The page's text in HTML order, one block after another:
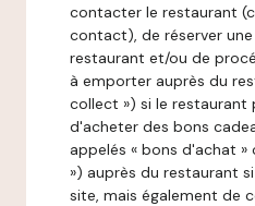
contacter le restaurant
contact), de réserver
restaurant et/ou de
à emporter auprès du
collect ») si le restaurant
d'acheter des bons
appelés « bons d'achat »
») auprès du restaurant
site, mais également de